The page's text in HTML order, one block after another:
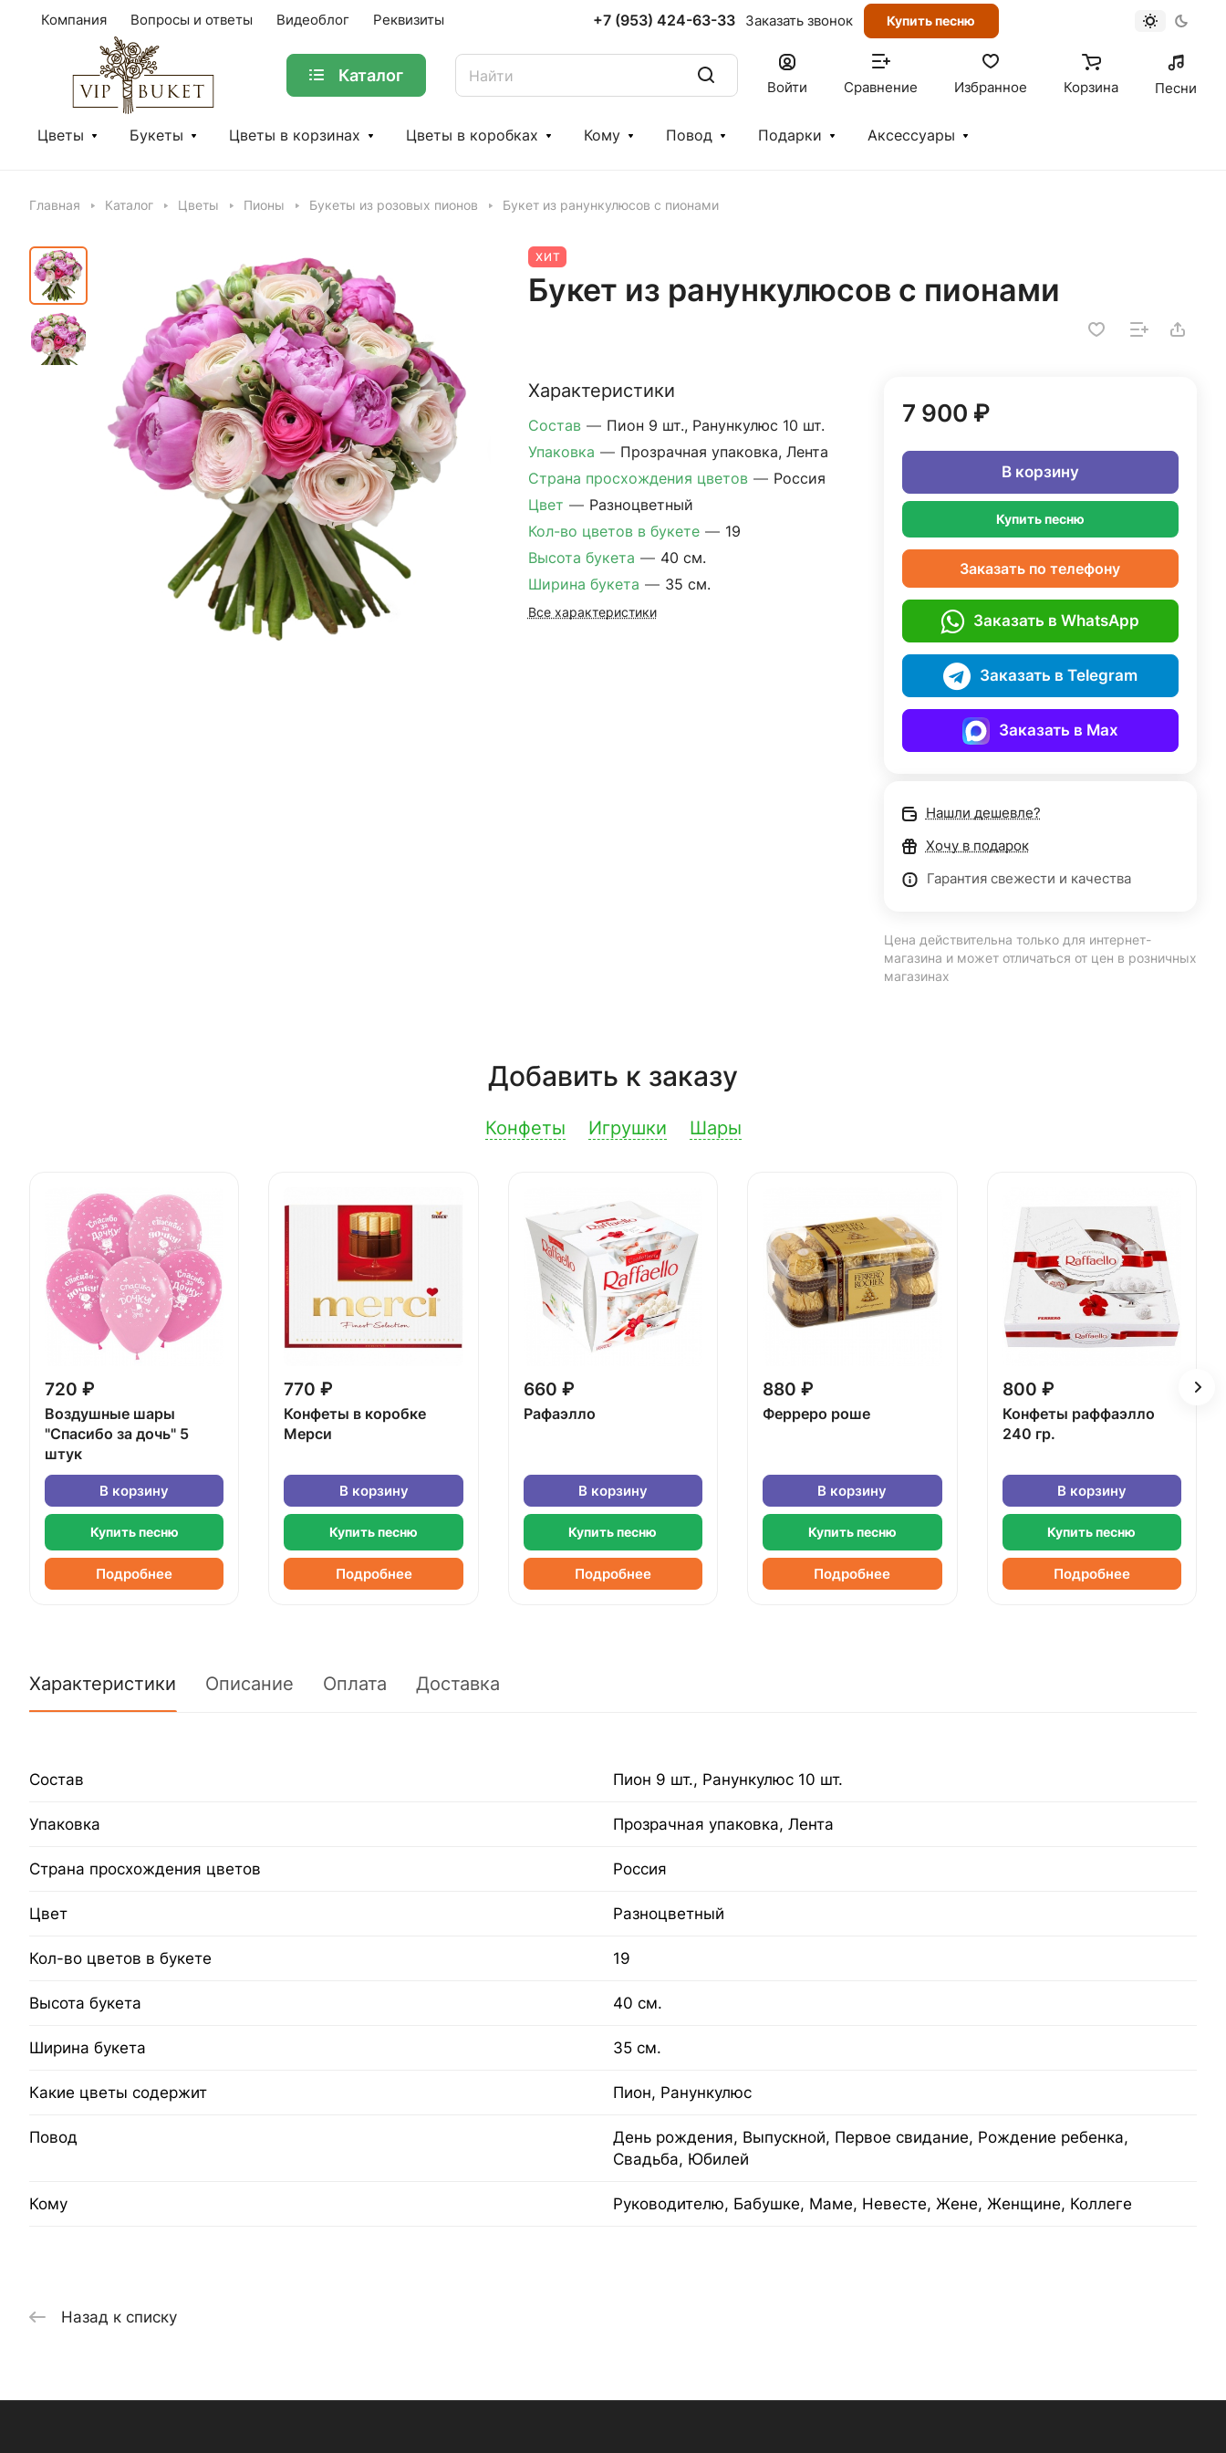
Компания Вопросы и ответы Видеоблог Реквизиты +7 (953) 424-63-33 Заказать звонок Купить песню
Каталог
Войти Сравнение Избранное Корзина Песни
Цветы Букеты Цветы в корзинах Цветы в коробках Кому Повод Подарки Аксессуары
Главная Каталог Цветы Пионы Букеты из розовых пионов Букет из ранункулюсов с пионами
ХИТ
Букет из ранункулюсов с пионами
Характеристики
Состав — Пион 9 шт., Ранункулюс 10 шт.
Упаковка — Прозрачная упаковка, Лента
Страна просхождения цветов — Россия
Цвет — Разноцветный
Кол-во цветов в букете — 19
Высота букета — 40 см.
Ширина букета — 35 см.
Все характеристики
7 900 ₽
В корзину
Купить песню
Заказать по телефону
Заказать в WhatsApp
Заказать в Telegram
Заказать в Max
Нашли дешевле?
Хочу в подарок
Гарантия свежести и качества
Цена действительна только для интернет-
магазина и может отличаться от цен в розничных
магазинах
Добавить к заказу
Конфеты Игрушки Шары
720 ₽
Воздушные шары
"Спасибо за дочь" 5
штук
В корзину
Купить песню
Подробнее
770 ₽
Конфеты в коробке
Мерси
В корзину
Купить песню
Подробнее
660 ₽
Рафаэлло
В корзину
Купить песню
Подробнее
880 ₽
Ферреро роше
В корзину
Купить песню
Подробнее
800 ₽
Конфеты раффаэлло
240 гр.
В корзину
Купить песню
Подробнее
Характеристики Описание Оплата Доставка
Состав Пион 9 шт., Ранункулюс 10 шт.
Упаковка Прозрачная упаковка, Лента
Страна просхождения цветов Россия
Цвет Разноцветный
Кол-во цветов в букете 19
Высота букета 40 см.
Ширина букета 35 см.
Какие цветы содержит Пион, Ранункулюс
Повод
День рождения, Выпускной, Первое свидание, Рождение ребенка,
Свадьба, Юбилей
Кому Руководителю, Бабушке, Маме, Невесте, Жене, Женщине, Коллеге
Назад к списку